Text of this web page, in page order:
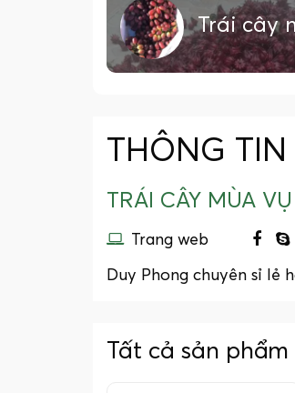
Trái cây
THÔNG
TRÁI CÂY MÙA VỤ
Trang web
Duy Phong chuyên sỉ lẻ
Tất cả sản phẩm